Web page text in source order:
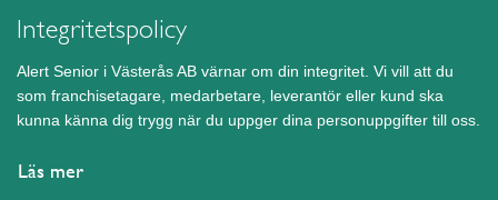
Integritetspolicy
Alert Senior i Västerås AB värnar om din integritet. Vi vill att du
som franchisetagare, medarbetare, leverantör eller kund ska
kunna känna dig trygg när du uppger dina personuppgifter till oss.
Läs mer